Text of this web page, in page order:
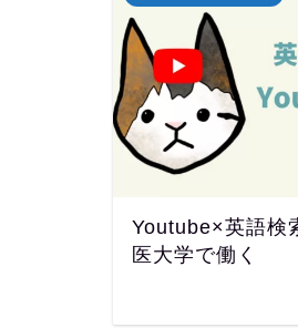
Youtube×英語検
医大学で働く